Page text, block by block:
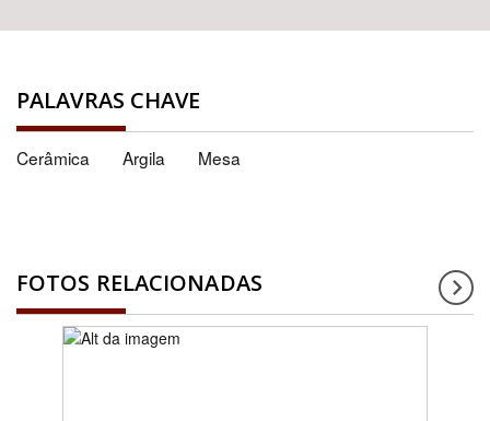
PALAVRAS CHAVE
Cerâmica Argila Mesa
FOTOS RELACIONADAS